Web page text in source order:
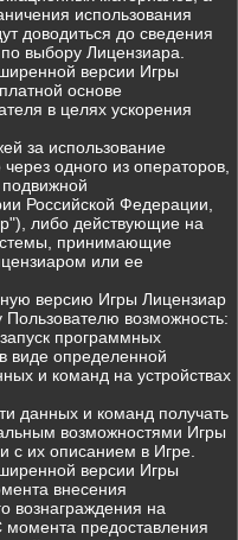
использования
доводиться до сведения
выбору Лицензиара.
версии Игры
основе
в целях ускорения
за использование
одного из операторов,
Российской Федерации,
либо действующие на
принимающие
или ее
версию Игры Лицензиар
Пользователю возможность:
запуск программных
виде определенной
и команд на устройствах
данных и команд получать
возможностями Игры
с их описанием в Игре.
версии Игры
внесения
вознаграждения на
предоставления